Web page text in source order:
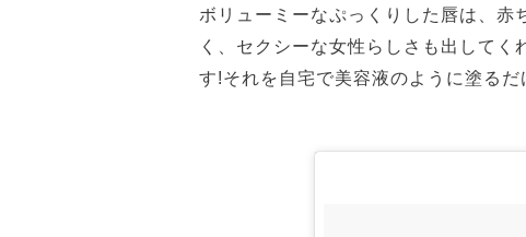
ボリューミーなぷっくりした唇は、赤
く、セクシーな女性らしさも出して
す!それを自宅で美容液のように塗る